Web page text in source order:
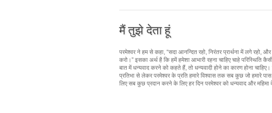
मैं तुझे देता हूं
परमेश्वर ने हम से कहा, “सदा आनन्दित रहो, निरंतर प्रार्थना में लगे रहो,
करो।” इसका अर्थ है कि हमें हमेशा आभारी रहना चाहिए चाहे परिस्थिति
बात में धन्यवाद करने को कहते हैं, तो धन्यवादी होने का कारण होना
प्रतिभा से लेकर परमेश्वर के प्रति हमारे विश्वास तक सब कुछ जो हमारे
लिए सब कुछ प्रदान करने के लिए हर दिन परमेश्वर को धन्यवाद और महिमा